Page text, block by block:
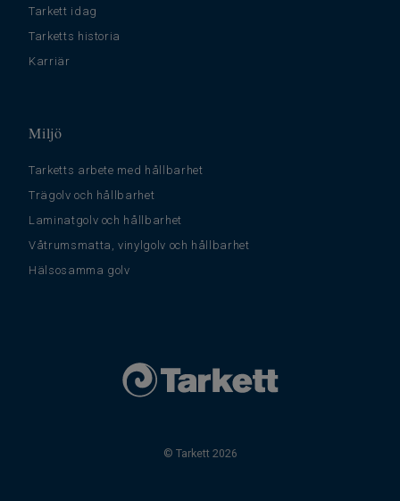
Tarkett idag
Tarketts historia
Karriär
Miljö
Tarketts arbete med hållbarhet
Trägolv och hållbarhet
Laminatgolv och hållbarhet
Våtrumsmatta, vinylgolv och hållbarhet
Hälsosamma golv
© Tarkett 2026